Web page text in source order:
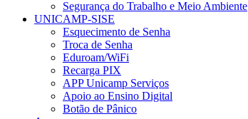
Segurança do Trabalho e Meio Ambiente
UNICAMP-SISE
Esquecimento de Senha
Troca de Senha
Eduroam/WiFi
Recarga PIX
APP Unicamp Serviços
Apoio ao Ensino Digital
Botão de Pânico